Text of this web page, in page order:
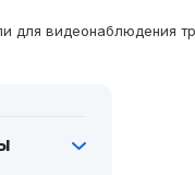
для видеонаблюдения